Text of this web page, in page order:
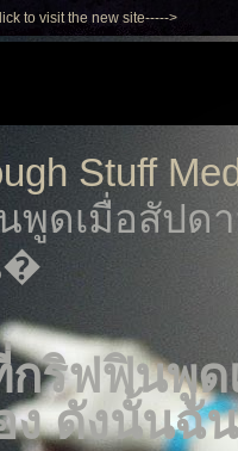
to visit the new site----->
Stuff
ดเมื่อสัปดา
�
ริฟฟินพูด
ง ดังนั้นฉั